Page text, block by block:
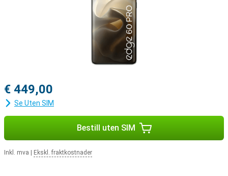
€ 449,00
Se Uten SIM
Bestill uten SIM
Inkl. mva Ekskl. fraktkostnader